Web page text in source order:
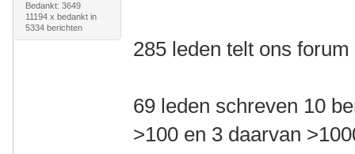
Bedankt: 3649
11194 x bedankt in
5334 berichten
285 leden telt ons forum
69 leden schreven 10
>100 en 3 daarvan